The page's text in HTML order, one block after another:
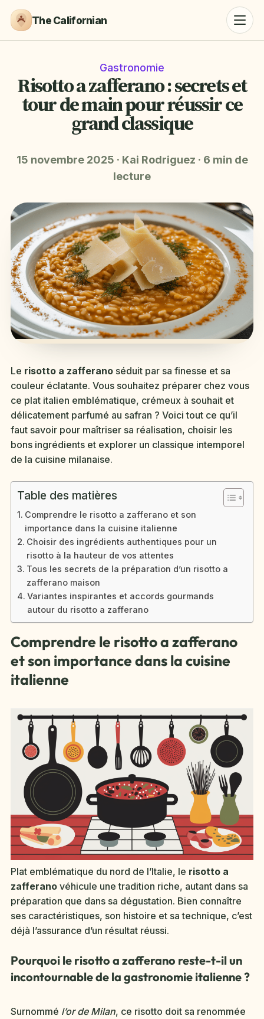
The Californian
Gastronomie
Risotto a zafferano : secrets et
tour de main pour réussir ce
grand classique
15 novembre 2025 · Kai Rodriguez · 6 min de
lecture
Le risotto a zafferano séduit par sa finesse et sa
couleur éclatante. Vous souhaitez préparer chez vous
ce plat italien emblématique, crémeux à souhait et
délicatement parfumé au safran ? Voici tout ce qu’il
faut savoir pour maîtriser sa réalisation, choisir les
bons ingrédients et explorer un classique intemporel
de la cuisine milanaise.
Table des matières
Comprendre le risotto a zafferano et son
importance dans la cuisine italienne
Choisir des ingrédients authentiques pour un
risotto à la hauteur de vos attentes
Tous les secrets de la préparation d’un risotto a
zafferano maison
Variantes inspirantes et accords gourmands
autour du risotto a zafferano
Comprendre le risotto a zafferano
et son importance dans la cuisine
italienne
Plat emblématique du nord de l’Italie, le risotto a
zafferano véhicule une tradition riche, autant dans sa
préparation que dans sa dégustation. Bien connaître
ses caractéristiques, son histoire et sa technique, c’est
déjà l’assurance d’un résultat réussi.
Pourquoi le risotto a zafferano reste-t-il un
incontournable de la gastronomie italienne ?
Surnommé l’or de Milan, ce risotto doit sa renommée